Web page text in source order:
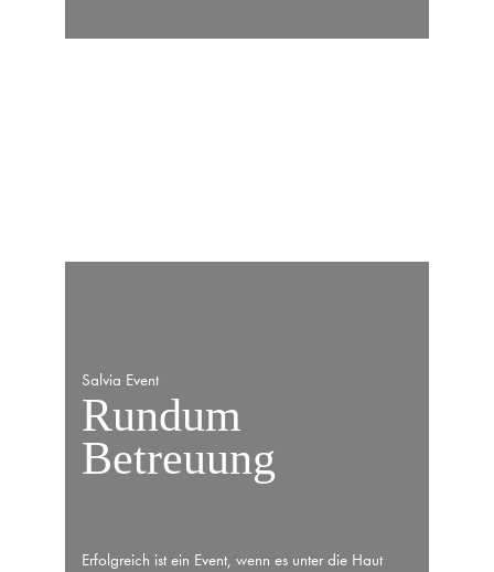
Salvia Event
Rundum
Betreuung
Erfolgreich ist ein Event, wenn es unter die Haut